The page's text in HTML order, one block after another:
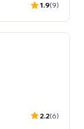
1.9(9)
2.2(6)